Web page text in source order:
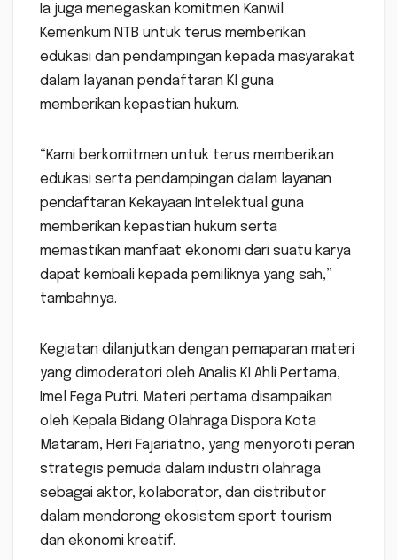
Ia juga menegaskan komitmen Kanwil
Kemenkum NTB untuk terus memberikan
edukasi dan pendampingan kepada masyarakat
dalam layanan pendaftaran KI guna
memberikan kepastian hukum.
“Kami berkomitmen untuk terus memberikan
edukasi serta pendampingan dalam layanan
pendaftaran Kekayaan Intelektual guna
memberikan kepastian hukum serta
memastikan manfaat ekonomi dari suatu karya
dapat kembali kepada pemiliknya yang sah,”
tambahnya.
Kegiatan dilanjutkan dengan pemaparan materi
yang dimoderatori oleh Analis KI Ahli Pertama,
Imel Fega Putri. Materi pertama disampaikan
oleh Kepala Bidang Olahraga Dispora Kota
Mataram, Heri Fajariatno, yang menyoroti peran
strategis pemuda dalam industri olahraga
sebagai aktor, kolaborator, dan distributor
dalam mendorong ekosistem sport tourism
dan ekonomi kreatif.